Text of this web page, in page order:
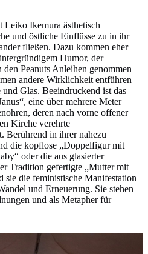
Leiko Ikemura ästhetisch
und östliche Einflüsse zu in ihr
fließen. Dazu kommen eher
Humor, der
Peanuts Anleihen genommen
andere Wirklichkeit entführen
Glas. Beeindruckend ist das
eine über mehrere Meter
deren nach vorne offener
Kirche verehrte
Berührend in ihrer nahezu
die kopflose „Doppelfigur mit
oder die aus glasierter
Tradition gefertigte „Mutter mit
die feministische Manifestation
und Erneuerung. Sie stehen
und als Metapher für